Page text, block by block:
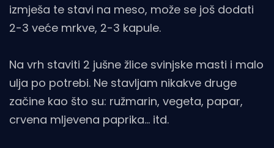
izmješa te stavi na meso, može se još dodati
2-3 veće mrkve, 2-3 kapule.
Na vrh staviti 2 jušne žlice svinjske masti i malo
ulja po potrebi. Ne stavljam nikakve druge
začine kao što su: ružmarin, vegeta, papar,
crvena mljevena paprika… itd.